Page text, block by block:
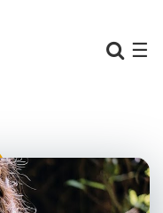
☰